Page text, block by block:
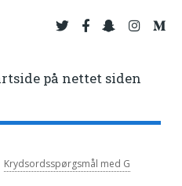
på nettet siden
Krydsordsspørgsmål med G